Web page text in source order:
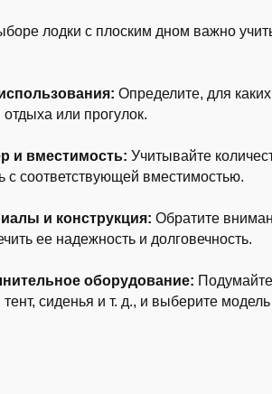
лодки с плоским дном важно
Определите, для
или прогулок.
и вместимость: Учитывайте
с соответствующей вместимостью.
и конструкция: Обратите
ее надежность и долговечность.
оборудование:
тент, сиденья и т. д., и выберите